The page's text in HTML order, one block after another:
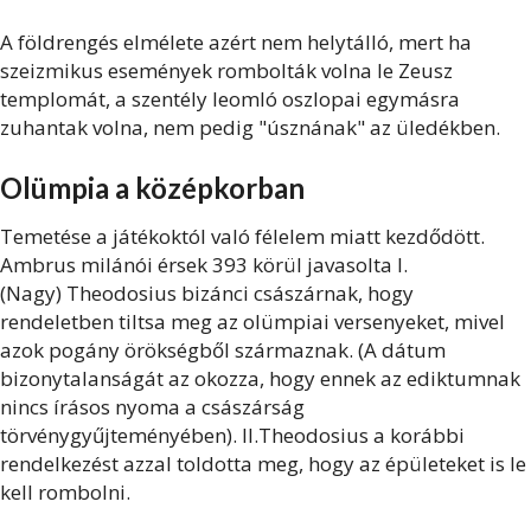
A földrengés elmélete azért nem helytálló, mert ha
szeizmikus események rombolták volna le Zeusz
templomát, a szentély leomló oszlopai egymásra
zuhantak volna, nem pedig "úsznának" az üledékben.
Olümpia a középkorban
Temetése a játékoktól való félelem miatt kezdődött.
Ambrus milánói érsek 393 körül javasolta I.
(Nagy) Theodosius bizánci császárnak, hogy
rendeletben tiltsa meg az olümpiai versenyeket, mivel
azok pogány örökségből származnak. (A dátum
bizonytalanságát az okozza, hogy ennek az ediktumnak
nincs írásos nyoma a császárság
törvénygyűjteményében). II.Theodosius a korábbi
rendelkezést azzal toldotta meg, hogy az épületeket is le
kell rombolni.